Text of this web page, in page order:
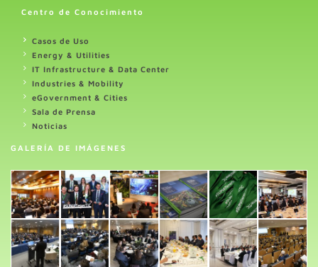
Centro de Conocimiento
Casos de Uso
Energy & Utilities
IT Infrastructure & Data Center
Industries & Mobility
eGovernment & Cities
Sala de Prensa
Noticias
GALERÍA DE IMÁGENES